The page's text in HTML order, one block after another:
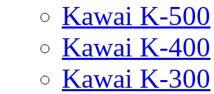
Kawai K-500
Kawai K-400
Kawai K-300